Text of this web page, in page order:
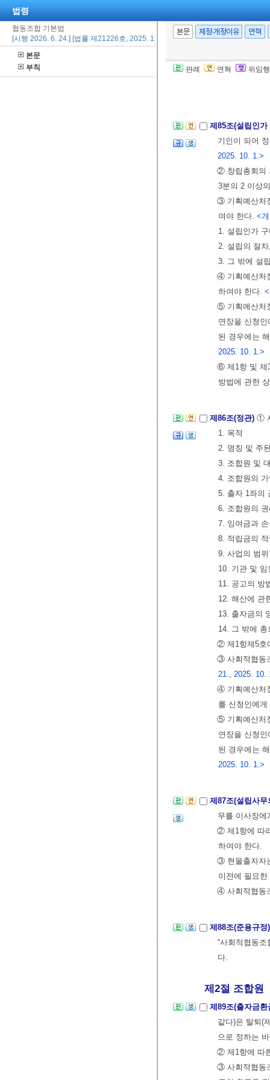
법령
협동조합 기본법
[시행 2026. 6. 24.] [법률 제21226호, 2025. 12. 23., 일부개정]
본문
부칙
본문 제정·개정이유 연혁
판례 연혁 위임
제84조(준용규
를 준용한다.
제85조(설립인
기인이 되어
2025. 10. 1.>
② 창립총회의
3분의 2 이상
③ 기획예산처
여야 한다. <
1. 설립인가
2. 설립의 절
3. 그 밖에 설
④ 기획예산처
하여야 한다.
⑤ 기획예산처
연장을 신청
된 경우에는
2025. 10. 1.>
⑥ 제1항 및 제
방법에 관한
제86조(정관) ①
1. 목적
2. 명칭 및 주
3. 조합원 및
4. 조합원의
5. 출자 1좌의
6. 조합원의
7. 잉여금과
8. 적립금의
9. 사업의 범
10. 기관 및
11. 공고의 방
12. 해산에 관
13. 출자금의
14. 그 밖에
② 제1항제5호
③ 사회적협동
21., 2025. 10.
④ 기획예산처
를 신청인에
⑤ 기획예산처
연장을 신청
된 경우에는
2025. 10. 1.>
제87조(설립사
무를 이사장에
② 제1항에 따
하여야 한다.
③ 현물출자자
이전에 필요
④ 사회적협동
제88조(준용규
“사회적협동
다.
제2절 조합원
제89조(출자금
같다)은 탈퇴(
으로 정하는
② 제1항에 따
③ 사회적협동